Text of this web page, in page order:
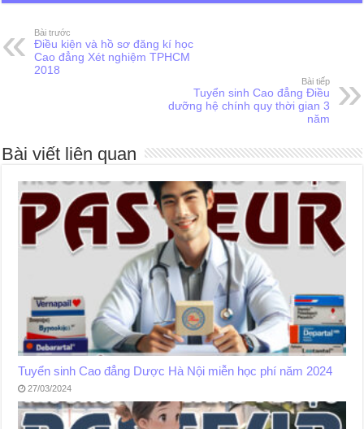
Bài trước
Điều kiện và hồ sơ đăng kí học
Cao đẳng Xét nghiệm TPHCM
2018
Bài tiếp
Tuyển sinh Cao đẳng Điều
dưỡng hệ chính quy thời gian 3
năm
Bài viết liên quan
Tuyển sinh Cao đẳng Dược Hà Nội miễn học phí năm 2024
27/03/2024